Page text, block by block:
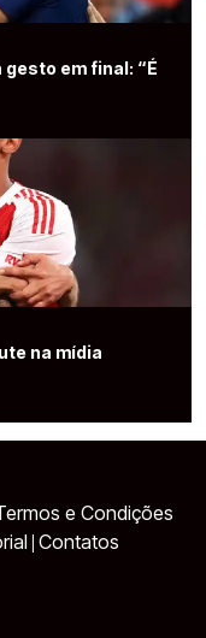
em final: “É
na mídia
e Condições
Contatos